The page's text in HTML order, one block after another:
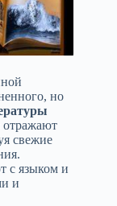
но
отражают
свежие
с языком и
и